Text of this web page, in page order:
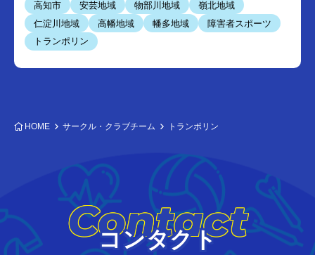
高知市 安芸地域 物部川地域
嶺北地域
仁淀川地域
高幡地域 幡多地域
障害者スポーツ
トランポリン
HOME サークル・クラブチーム トランポリン
Contact
コンタクト